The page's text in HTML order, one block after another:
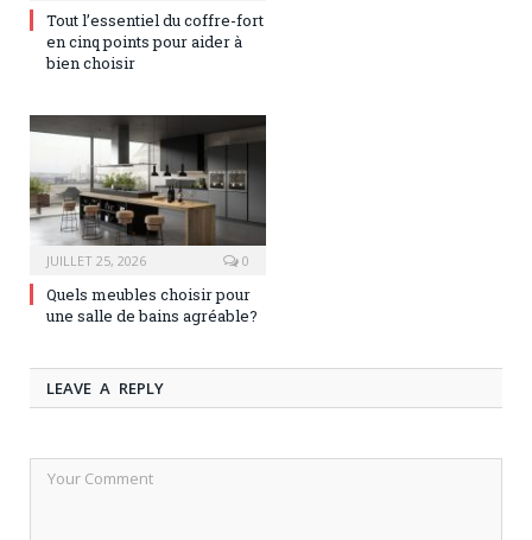
Tout l’essentiel du coffre-fort
en cinq points pour aider à
bien choisir
JUILLET 25, 2026 0
Quels meubles choisir pour
une salle de bains agréable?
LEAVE A REPLY